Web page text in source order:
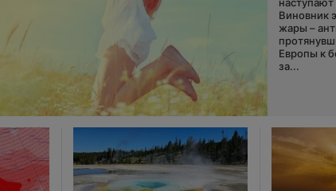
Виновник
жары –
Европы к
за...